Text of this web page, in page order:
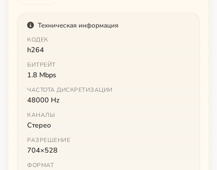
Техническая информация
КОДЕК
h264
БИТРЕЙТ
1.8 Mbps
ЧАСТОТА ДИСКРЕТИЗАЦИИ
48000 Hz
КАНАЛЫ
Стерео
РАЗРЕШЕНИЕ
704×528
ФОРМАТ